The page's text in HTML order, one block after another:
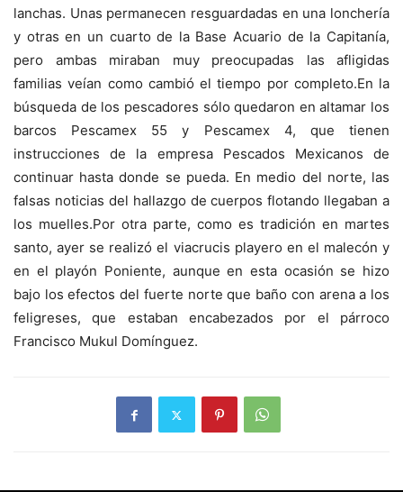
lanchas. Unas permanecen resguardadas en una lonchería
y otras en un cuarto de la Base Acuario de la Capitanía,
pero ambas miraban muy preocupadas las afligidas
familias veían como cambió el tiempo por completo.En la
búsqueda de los pescadores sólo quedaron en altamar los
barcos Pescamex 55 y Pescamex 4, que tienen
instrucciones de la empresa Pescados Mexicanos de
continuar hasta donde se pueda. En medio del norte, las
falsas noticias del hallazgo de cuerpos flotando llegaban a
los muelles.Por otra parte, como es tradición en martes
santo, ayer se realizó el viacrucis playero en el malecón y
en el playón Poniente, aunque en esta ocasión se hizo
bajo los efectos del fuerte norte que baño con arena a los
feligreses, que estaban encabezados por el párroco
Francisco Mukul Domínguez.